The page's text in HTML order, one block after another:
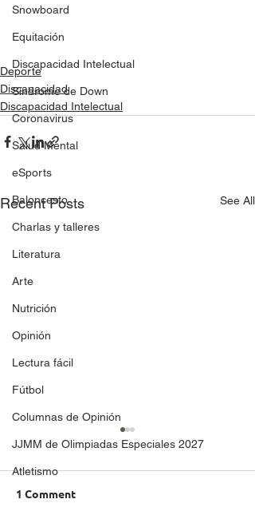
Snowboard
Equitación
Discapacidad Intelectual
Síndrome de Down
Coronavirus
Salud Mental
eSports
Baloncesto
Charlas y talleres
Literatura
Arte
Nutrición
Opinión
Lectura fácil
Fútbol
Columnas de Opinión
JJMM de Olimpiadas Especiales 2027
Atletismo
Deporte
Discapacidad
Discapacidad Intelectual
Recent Posts See All
1 Comment